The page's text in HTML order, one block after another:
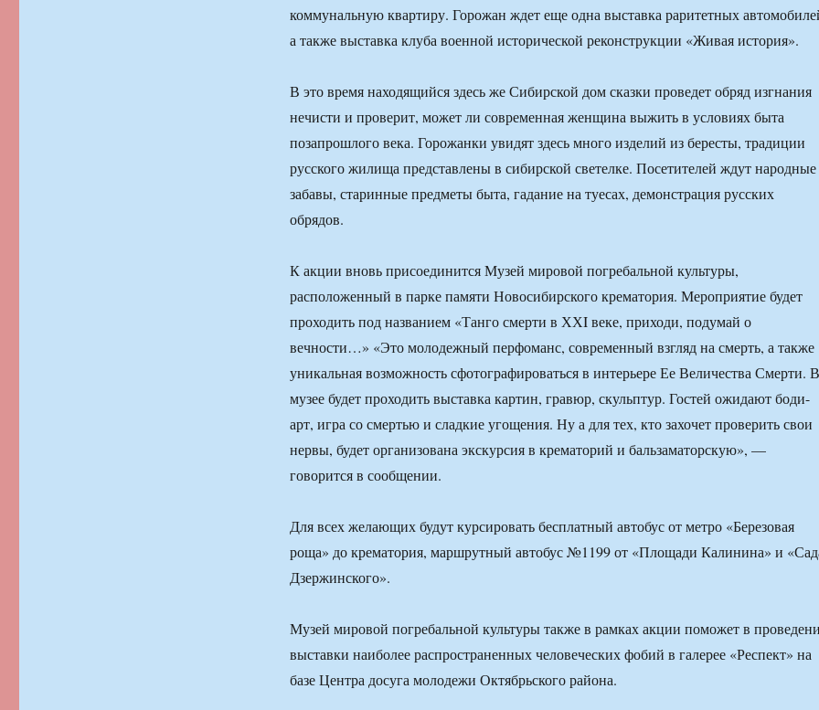
коммунальную квартиру. Горожан ждет еще одна выставка раритетных
а также выставка клуба военной исторической реконструкции «Живая история».
В это время находящийся здесь же Сибирской дом сказки проведет обряд изгнания
нечисти и проверит, может ли современная женщина выжить в условиях быта
позапрошлого века. Горожанки увидят здесь много изделий из бересты, традиции
русского жилища представлены в сибирской светелке. Посетителей ждут народные
забавы, старинные предметы быта, гадание на туесах, демонстрация русских
обрядов.
К акции вновь присоединится Музей мировой погребальной культуры,
расположенный в парке памяти Новосибирского крематория. Мероприятие будет
проходить под названием «Танго смерти в ХХI веке, приходи, подумай о
вечности…» «Это молодежный перфоманс, современный взгляд на смерть, а также
уникальная возможность сфотографироваться в интерьере Ее Величества Смерти. В
музее будет проходить выставка картин, гравюр, скульптур. Гостей ожидают боди-
арт, игра со смертью и сладкие угощения. Ну а для тех, кто захочет проверить свои
нервы, будет организована экскурсия в крематорий и бальзаматорскую», —
говорится в сообщении.
Для всех желающих будут курсировать бесплатный автобус от метро «Березовая
роща» до крематория, маршрутный автобус №1199 от «Площади Калинина» и
Дзержинского».
Музей мировой погребальной культуры также в рамках акции поможет в
выставки наиболее распространенных человеческих фобий в галерее «Респект» на
базе Центра досуга молодежи Октябрьского района.